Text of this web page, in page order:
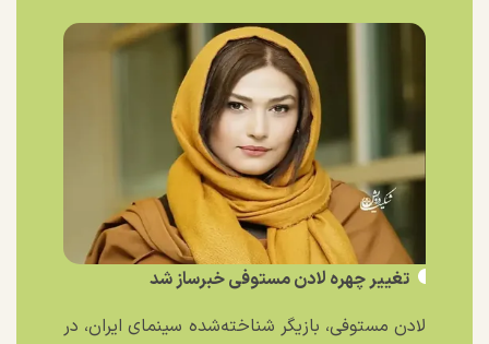
تغییر چهره لادن مستوفی خبرساز شد
لادن مستوفی، بازیگر شناخته‌شده سینمای ایران، در